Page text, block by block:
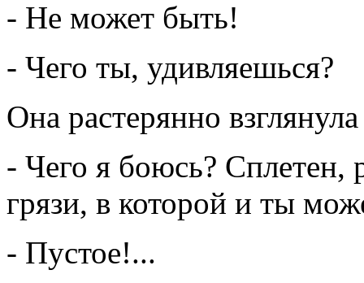
- Не может быть!
- Чего ты, удивляешься?
Она растерянно
- Чего я боюсь? Сплетен,
грязи, в которой и ты
- Пустое!...